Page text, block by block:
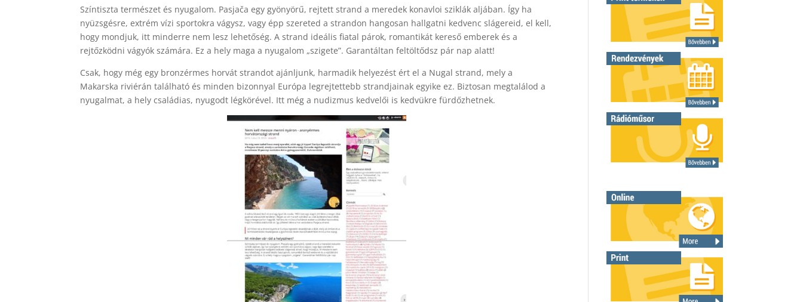
Színtiszta természet és nyugalom. Pasjača egy gyönyörű, rejtett strand a meredek konavloi sziklák aljában. Így ha
nyüzsgésre, extrém vízi sportokra vágysz, vagy épp szereted a strandon hangosan hallgatni kedvenc slágereid, el kell,
hogy mondjuk, itt minderre nem lesz lehetőség. A strand ideális fiatal párok, romantikát kereső emberek és a
rejtőzködni vágyók számára. Ez a hely maga a nyugalom „szigete”. Garantáltan feltöltődsz pár nap alatt!
Csak, hogy még egy bronzérmes horvát strandot ajánljunk, harmadik helyezést ért el a Nugal strand, mely a
Makarska riviérán található és minden bizonnyal Európa legrejtettebb strandjainak egyike ez. Biztosan megtalálod a
nyugalmat, a hely családias, nyugodt légkörével. Itt még a nudizmus kedvelői is kedvükre fürdőzhetnek.